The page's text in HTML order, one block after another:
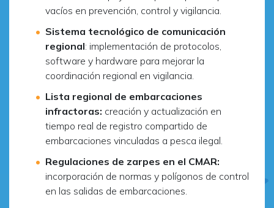
vacíos en prevención, control y vigilancia.
Sistema tecnológico de comunicación
regional: implementación de protocolos,
software y hardware para mejorar la
coordinación regional en vigilancia.
Lista regional de embarcaciones
infractoras: creación y actualización en
tiempo real de registro compartido de
embarcaciones vinculadas a pesca ilegal.
Regulaciones de zarpes en el CMAR:
incorporación de normas y polígonos de control
en las salidas de embarcaciones.